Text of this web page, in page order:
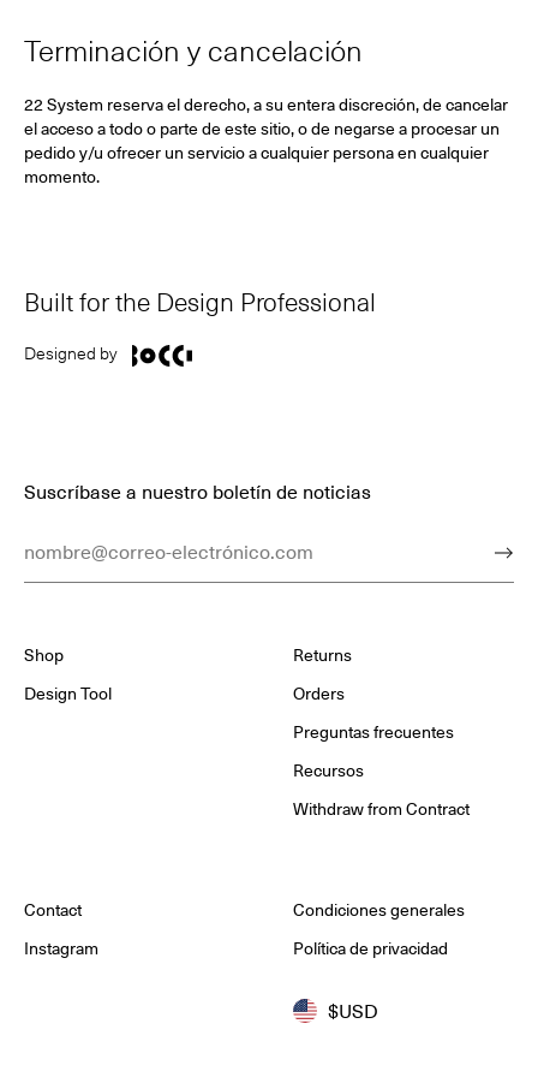
Terminación y cancelación
22 System reserva el derecho, a su entera discreción, de cancelar
el acceso a todo o parte de este sitio, o de negarse a procesar un
pedido y/u ofrecer un servicio a cualquier persona en cualquier
momento.
Built for the Design Professional
Designed by
Suscríbase a nuestro boletín de noticias
Shop
Design Tool
Returns
Orders
Preguntas frecuentes
Recursos
Withdraw from Contract
Contact
Instagram
Condiciones generales
Política de privacidad
$USD